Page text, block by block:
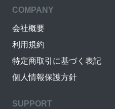
COMPANY
会社概要
利用規約
特定商取引に基づく表記
個人情報保護方針
SUPPORT